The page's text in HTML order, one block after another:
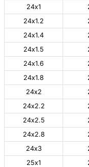
24х1
24х1.2
24х1.4
24х1.5
24х1.6
24х1.8
24х2
24х2.2
24х2.5
24х2.8
24х3
25х1